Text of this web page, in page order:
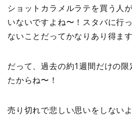
ショットカラメルラテを買う人
いないですよね〜！スタバに行
ないことだってかなりあり得ます
だって、過去の約1週間だけの
たからね〜！
売り切れで悲しい思いをしない